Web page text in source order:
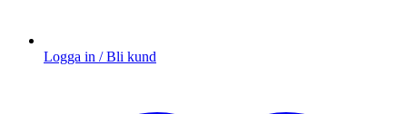
Logga in / Bli kund